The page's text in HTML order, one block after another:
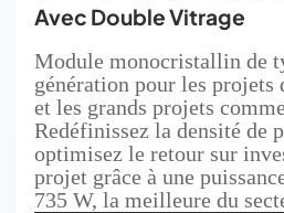
Avec Double Vitrage
Module monocristallin de
génération pour les projets
et les grands projets
Redéfinissez la densité de
optimisez le retour sur
projet grâce à une
735 W, la meilleure du